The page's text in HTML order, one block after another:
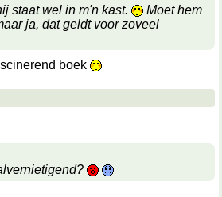
staat wel in m'n kast.
Moet hem
ja, dat geldt voor zoveel
boek